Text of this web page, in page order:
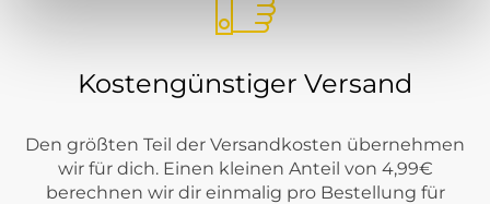
Kostengünstiger Versand
Den größten Teil der Versandkosten übernehmen
wir für dich. Einen kleinen Anteil von 4,99€
berechnen wir dir einmalig pro Bestellung für